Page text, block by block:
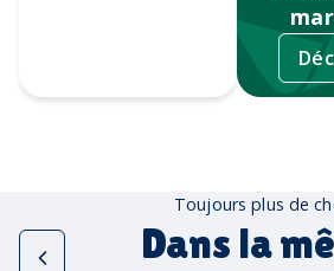
Toujours plus de
Dans la